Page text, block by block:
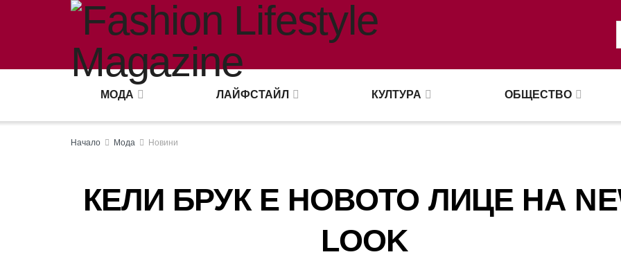
МОДА ЛАЙФСТАЙЛ КУЛТУРА ОБЩЕСТВО
Начало Мода Новини
КЕЛИ БРУК Е НОВОТО ЛИЦЕ НА
LOOK